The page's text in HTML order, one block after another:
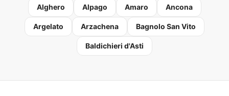
Alghero Alpago Amaro Ancona
Argelato Arzachena Bagnolo San Vito
Baldichieri d'Asti